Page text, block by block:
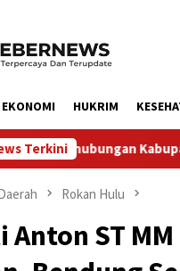
EKONOMI HUKRIM
Terkini
Kampar Laksanakan
Rokan Hulu
Anton ST